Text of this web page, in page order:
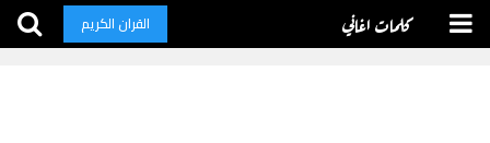
كلمات اغاني القران الكريم